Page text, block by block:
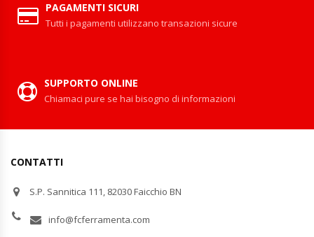
PAGAMENTI SICURI
Tutti i pagamenti utilizzano transazioni sicure
SUPPORTO ONLINE
Chiamaci pure se hai bisogno di informazioni
CONTATTI
S.P. Sannitica 111, 82030 Faicchio BN
info@fcferramenta.com